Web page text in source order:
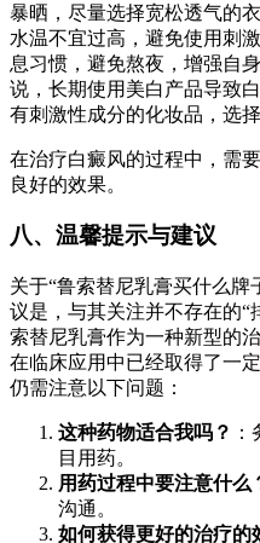
暴晒，尽量选择宽松透气的
水温不宜过高，避免使用刺
息习惯，避免熬夜，增强自
说，长期使用美白产品导致
有刺激性成分的化妆品，选
在治疗白癜风的过程中，需
良好的效果。
八、温馨提示与建议
关于“鲁索替尼乳膏买什么牌
议是，与其关注并不存在的“
索替尼乳膏作为一种新型的
在临床应用中已经取得了一
仍需注意以下问题：
这种药物适合我吗？
目用药。
用药过程中要注意什么
沟通。
如何获得更好的治疗的